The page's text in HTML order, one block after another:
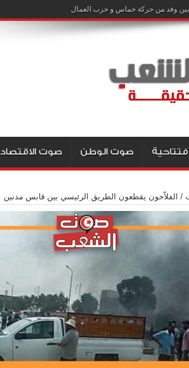
بين وفد من حركة حماس و حزب العمال
صوت الوطن صوت الاقتصاد
/ الفلاّحون يقطعون الطريق الرئيسي بين قابس مدنين